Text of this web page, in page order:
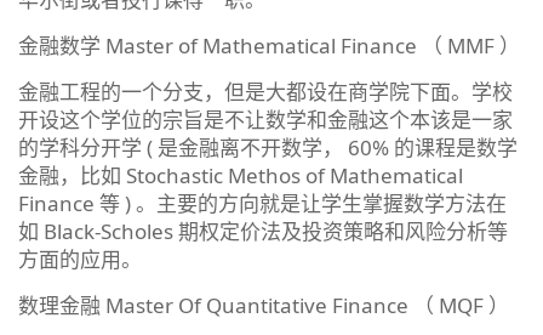
金融数学 Master of Mathematical Finance （ MMF ）
金融工程的一个分支，但是大都设在商学院下面。学校
开设这个学位的宗旨是不让数学和金融这个本该是一家
的学科分开学 ( 是金融离不开数学， 60% 的课程是数学
金融，比如 Stochastic Methos of Mathematical
Finance 等 ) 。主要的方向就是让学生掌握数学方法在
如 Black-Scholes 期权定价法及投资策略和风险分析等
方面的应用。
数理金融 Master Of Quantitative Finance （ MQF ）